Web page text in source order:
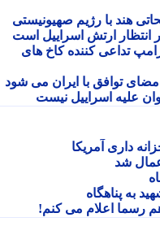
هند با رژیم صهیونیستی
ارتش اسراییل است
تداعی کننده کاخ های
توافق با ایران می شود
اسراییل نیست
آمریکا
شد
پناهگاه
اعلام می کنم!